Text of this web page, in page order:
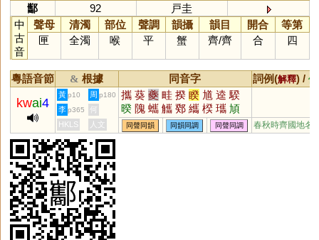
酅
92
戸圭
中
古
音
聲母 清濁 部位 聲調 韻攝 韻目 開合
等第
匣
全濁 喉 平 蟹 齊/齊 合 四
粵語音節 & 根據 同音字 詞例(解釋) /
kwai4
黃 p10 周 p180 攜 葵 夔 畦 揆 睽 馗 逵 騤
暌 隗 蠵 觿 鄈 纗 楑 瓗 頄
奊 戣 躨 聧 頯 驨 鑴 犪
李 p365
何
HKLS
人文 同聲同韻 同韻同調 同聲同調 春秋時齊國地名